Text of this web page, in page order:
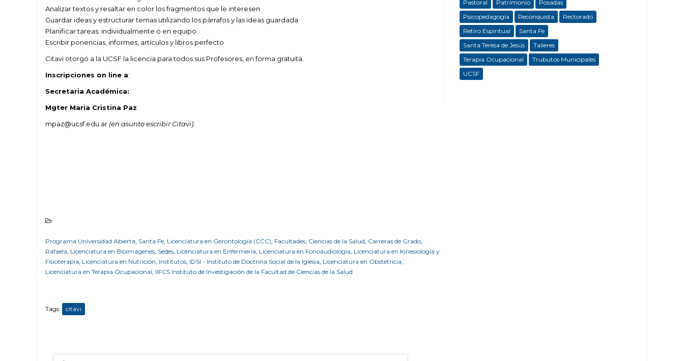
Analizar textos y resaltar en color los fragmentos que le interesen
Guardar ideas y estructurar temas utilizando los párrafos y las ideas guardada
Planificar tareas: individualmente o en equipo
Escribir ponencias, informes, artículos y libros perfecto
Citavi otorgó a la UCSF la licencia para todos sus Profesores, en forma gratuita.
Inscripciones on line a:
Secretaria Académica:
Mgter Maria Cristina Paz
mpaz@ucsf.edu.ar (en asunto escribir Citavi).
Programa Universidad Abierta, Santa Fe, Licenciatura en Gerontología (CCC), Facultades, Ciencias de la Salud, Carreras de Grado,
Rafaela, Licenciatura en Bioimágenes, Sedes, Licenciatura en Enfermería, Licenciatura en Fonoaudiología, Licenciatura en Kinesiología y
Fisioterapia, Licenciatura en Nutrición, Institutos, IDSI - Instituto de Doctrina Social de la Iglesia, Licenciatura en Obstetricia,
Licenciatura en Terapia Ocupacional, IIFCS Instituto de Investigación de la Facultad de Ciencias de la Salud
Tags: citavi
Pastoral
Patrimonio
Posadas
Psicopedagogía
Reconquista
Rectorado
Retiro Espiritual
Santa Fe
Santa Teresa de Jesús
Talleres
Terapia Ocupacional
Trubutos Municipales
UCSF